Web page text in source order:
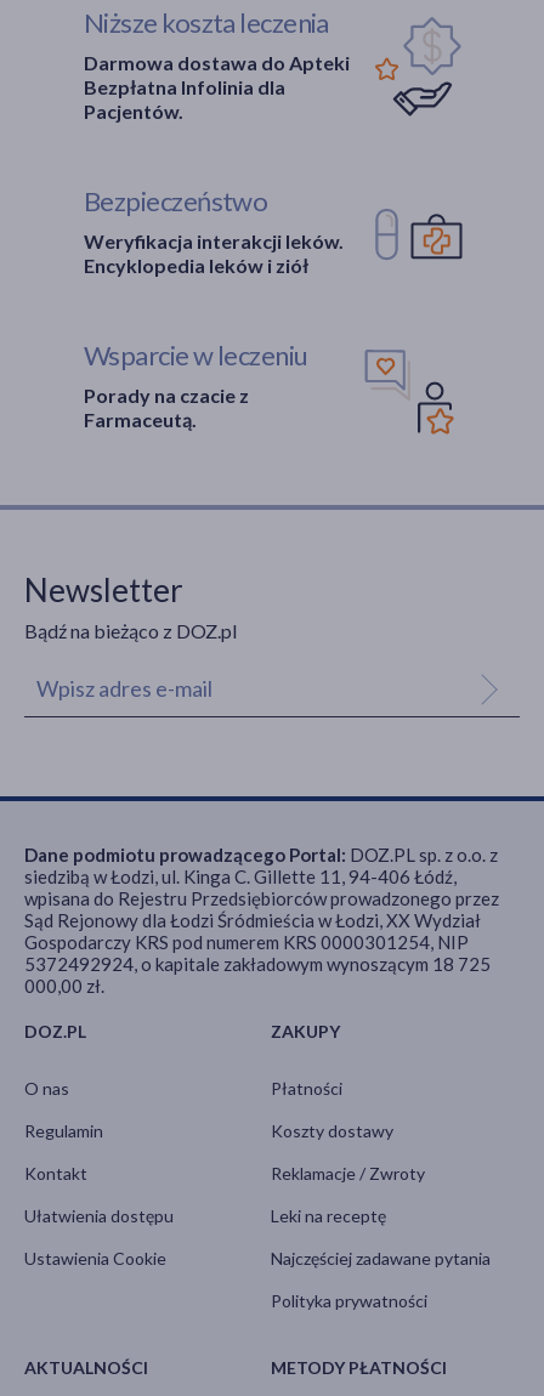
Niższe koszta leczenia
Darmowa dostawa do Apteki
Bezpłatna Infolinia dla
Pacjentów.
Bezpieczeństwo
Weryfikacja interakcji leków.
Encyklopedia leków i ziół
Wsparcie w leczeniu
Porady na czacie z
Farmaceutą.
Newsletter
Bądź na bieżąco z DOZ.pl
DOZ.PL
O nas
Regulamin
Kontakt
Ułatwienia dostępu
Ustawienia Cookie
ZAKUPY
Płatności
Koszty dostawy
Reklamacje / Zwroty
Leki na receptę
Najczęściej zadawane pytania
Polityka prywatności
AKTUALNOŚCI METODY PŁATNOŚCI
Dane podmiotu prowadzącego Portal: DOZ.PL sp. z o.o. z
siedzibą w Łodzi, ul. Kinga C. Gillette 11, 94-406 Łódź,
wpisana do Rejestru Przedsiębiorców prowadzonego przez
Sąd Rejonowy dla Łodzi Śródmieścia w Łodzi, XX Wydział
Gospodarczy KRS pod numerem KRS 0000301254, NIP
5372492924, o kapitale zakładowym wynoszącym 18 725
000,00 zł.